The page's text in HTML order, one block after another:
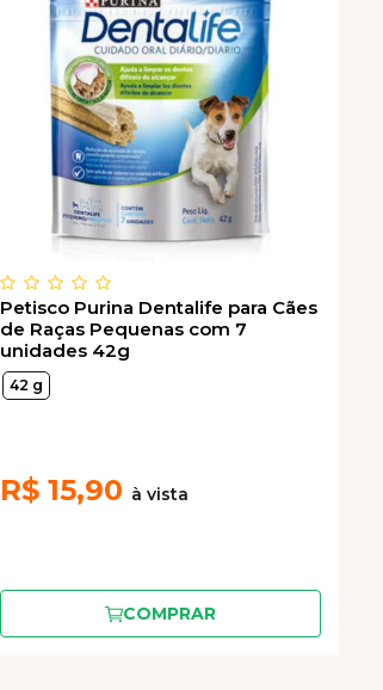
Petisco Purina Dentalife para Cães
de Raças Pequenas com 7
unidades 42g
42 g
R$ 15,90
COMPRAR